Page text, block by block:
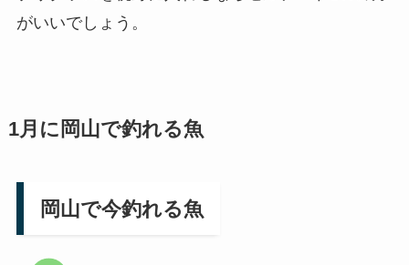
がいいでしょう。
1月に岡山で釣れる魚
岡山で今釣れる魚